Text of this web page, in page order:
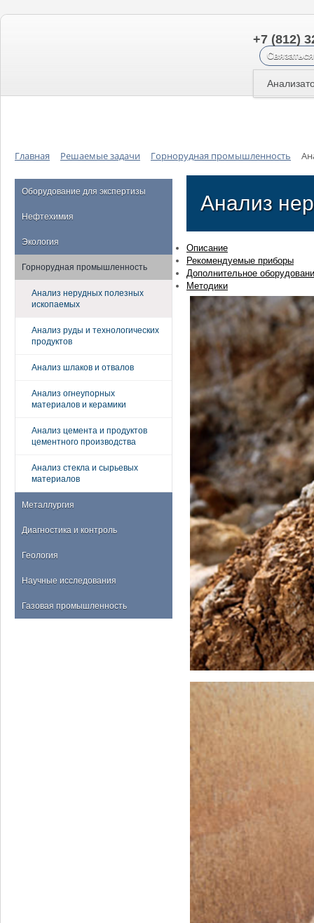
+7 (812)
Главная Решаемые задачи Горнорудная промышленность
Оборудование для экспертизы
Нефтехимия
Экология
Горнорудная промышленность
Анализ нерудных полезных
ископаемых
Анализ руды и технологических
продуктов
Анализ шлаков и отвалов
Анализ огнеупорных
материалов и керамики
Анализ цемента и продуктов
цементного производства
Анализ стекла и сырьевых
материалов
Металлургия
Диагностика и контроль
Геология
Научные исследования
Газовая промышленность
Анализ
Описание
Рекомендуемые приборы
Дополнительное
Методики